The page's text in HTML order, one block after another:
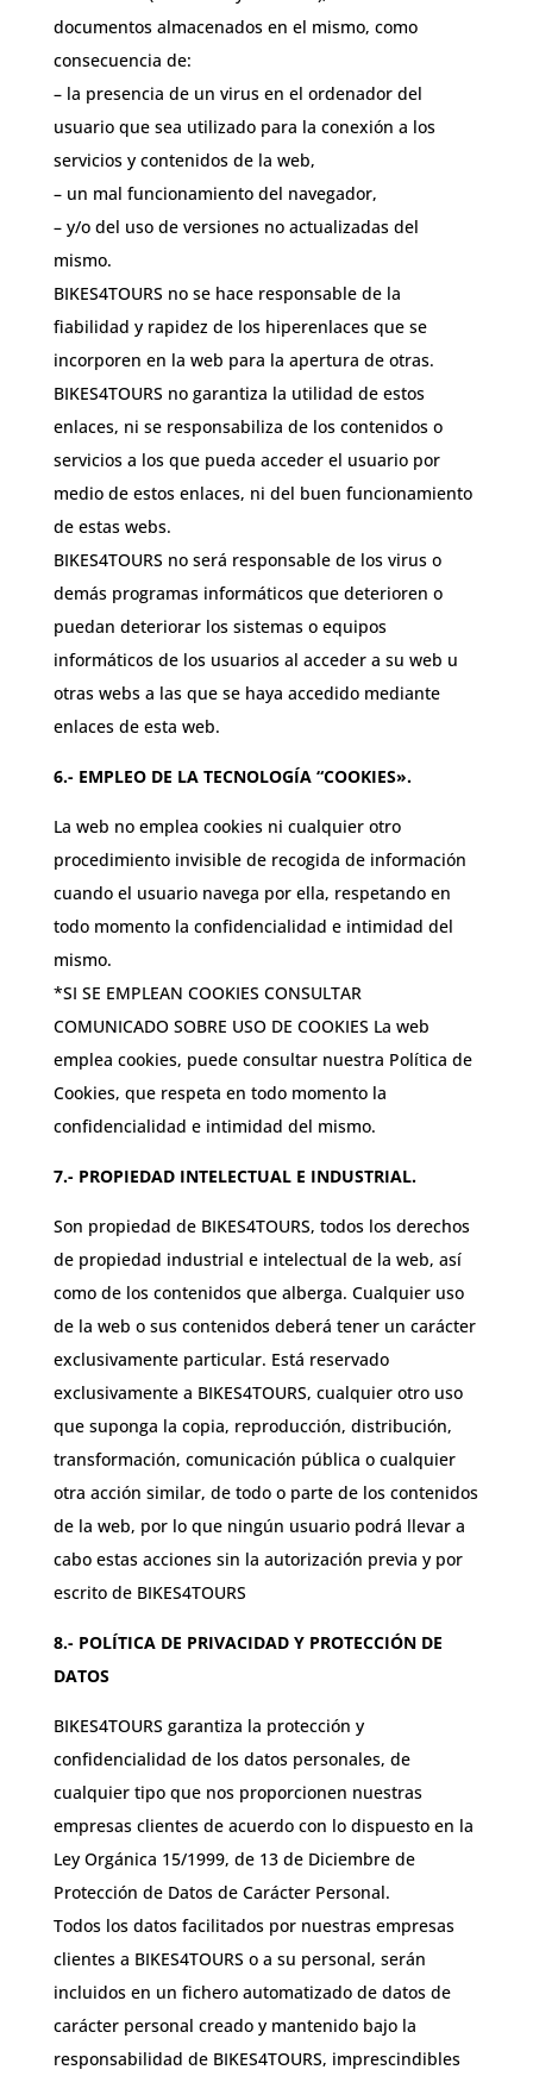
documentos almacenados en el mismo, como
consecuencia de:
– la presencia de un virus en el ordenador del
usuario que sea utilizado para la conexión a los
servicios y contenidos de la web,
– un mal funcionamiento del navegador,
– y/o del uso de versiones no actualizadas del
mismo.
BIKES4TOURS no se hace responsable de la
fiabilidad y rapidez de los hiperenlaces que se
incorporen en la web para la apertura de otras.
BIKES4TOURS no garantiza la utilidad de estos
enlaces, ni se responsabiliza de los contenidos o
servicios a los que pueda acceder el usuario por
medio de estos enlaces, ni del buen funcionamiento
de estas webs.
BIKES4TOURS no será responsable de los virus o
demás programas informáticos que deterioren o
puedan deteriorar los sistemas o equipos
informáticos de los usuarios al acceder a su web u
otras webs a las que se haya accedido mediante
enlaces de esta web.
6.- EMPLEO DE LA TECNOLOGÍA “COOKIES».
La web no emplea cookies ni cualquier otro
procedimiento invisible de recogida de información
cuando el usuario navega por ella, respetando en
todo momento la confidencialidad e intimidad del
mismo.
*SI SE EMPLEAN COOKIES CONSULTAR
COMUNICADO SOBRE USO DE COOKIES La web
emplea cookies, puede consultar nuestra Política de
Cookies, que respeta en todo momento la
confidencialidad e intimidad del mismo.
7.- PROPIEDAD INTELECTUAL E INDUSTRIAL.
Son propiedad de BIKES4TOURS, todos los derechos
de propiedad industrial e intelectual de la web, así
como de los contenidos que alberga. Cualquier uso
de la web o sus contenidos deberá tener un carácter
exclusivamente particular. Está reservado
exclusivamente a BIKES4TOURS, cualquier otro uso
que suponga la copia, reproducción, distribución,
transformación, comunicación pública o cualquier
otra acción similar, de todo o parte de los contenidos
de la web, por lo que ningún usuario podrá llevar a
cabo estas acciones sin la autorización previa y por
escrito de BIKES4TOURS
8.- POLÍTICA DE PRIVACIDAD Y PROTECCIÓN DE
DATOS
BIKES4TOURS garantiza la protección y
confidencialidad de los datos personales, de
cualquier tipo que nos proporcionen nuestras
empresas clientes de acuerdo con lo dispuesto en la
Ley Orgánica 15/1999, de 13 de Diciembre de
Protección de Datos de Carácter Personal.
Todos los datos facilitados por nuestras empresas
clientes a BIKES4TOURS o a su personal, serán
incluidos en un fichero automatizado de datos de
carácter personal creado y mantenido bajo la
responsabilidad de BIKES4TOURS, imprescindibles